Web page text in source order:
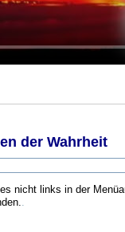
der Wahrheit
nicht links in der
.